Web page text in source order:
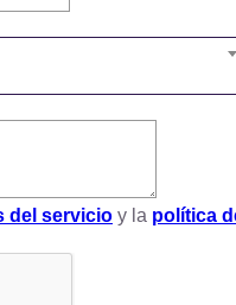
del servicio y la política